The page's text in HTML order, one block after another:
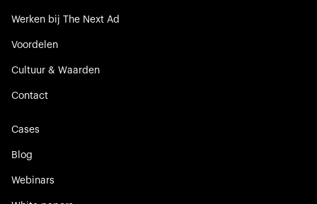
Werken bij The Next Ad
Voordelen
Cultuur & Waarden
Contact
Cases
Blog
Webinars